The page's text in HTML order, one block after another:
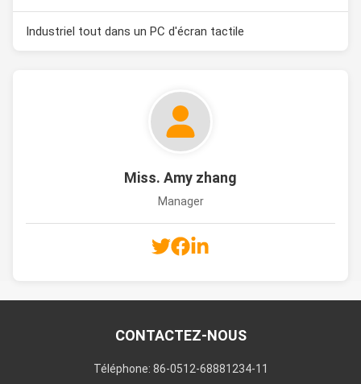
Industriel tout dans un PC d'écran tactile
Miss. Amy zhang
Manager
CONTACTEZ-NOUS
Téléphone: 86-0512-68881234-11